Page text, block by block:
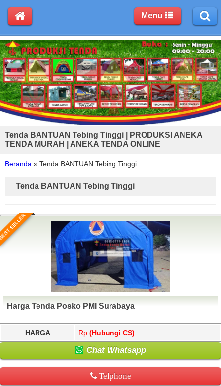
Tenda BANTUAN Tebing Tinggi | PRODUKSI ANEKA
TENDA MURAH | ANEKA TENDA ONLINE
Beranda » Tenda BANTUAN Tebing Tinggi
Tenda BANTUAN Tebing Tinggi
SELLER
Harga Tenda Posko PMI Surabaya
HARGA Rp. (Hubungi CS)
Chat Whatsapp
Telphone
Menu